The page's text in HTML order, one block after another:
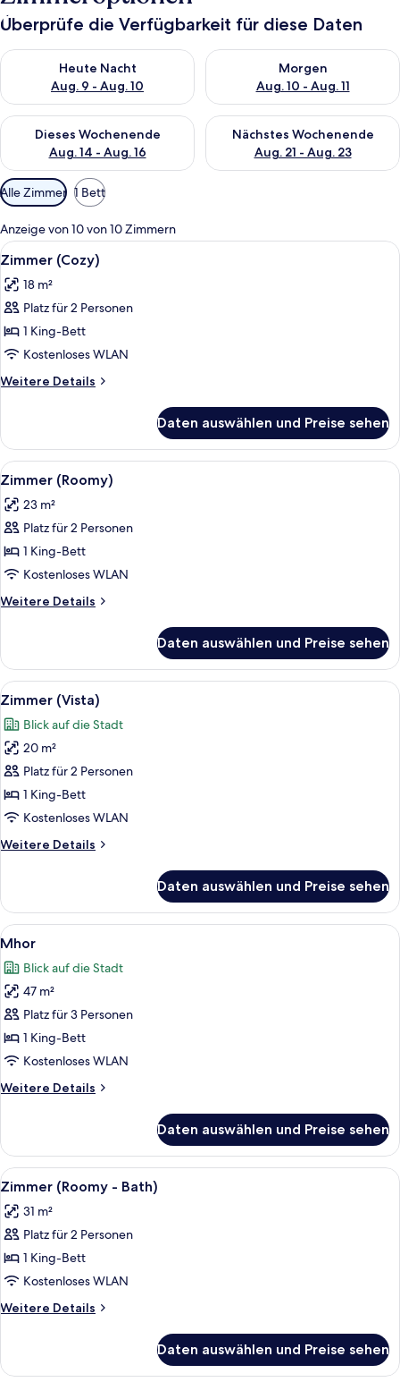
Überprüfe die Verfügbarkeit für diese Daten
Heute Nacht
Aug. 9 - Aug. 10
Überprüfe die Verfügbarkeit für heute Nacht, Aug. 9 - Aug.
Morgen
Aug. 10 - Aug. 11
Überprüfe die Verfügbarkeit
Dieses Wochenende
Aug. 14 - Aug. 16
Überprüfe die Verfügbarkeit für dieses Wochenende, Aug. 14
Nächstes Wochenende
Aug. 21 - Aug. 23
Überprüfe die Verfügbarkeit
Verfügbare
Filter
für
Zimmer
Alle Zimmer 1 Bett
Anzeige von 10 von 10 Zimmern
Alle
Fotos
für
Zimmer
(Cozy)
anzeigen
Ein Hotelzimmer mit einem Bett,
5
Zimmer (Cozy)
18 m²
Platz für 2 Personen
1 King-Bett
Kostenloses WLAN
Weitere Details
Weitere
(Cozy)
Daten auswählen und Preise sehen
Alle
Fotos
für
Zimmer
(Roomy)
anzeigen
Ein Hotelzimmer mit Bett,
4
Zimmer (Roomy)
23 m²
Platz für 2 Personen
1 King-Bett
Kostenloses WLAN
Weitere Details
Weitere
(Roomy)
Daten auswählen und Preise sehen
Alle
Fotos
für
Zimmer
(Vista)
anzeigen
Ein modernes Hotelzimmer mit
6
Zimmer (Vista)
Blick auf die Stadt
20 m²
Platz für 2 Personen
1 King-Bett
Kostenloses WLAN
Weitere Details
Weitere
(Vista)
Daten auswählen und Preise sehen
Alle
Fotos
für
Mhor
anzeigen
Ein Schlafzimmer mit einem Bett,
9
Mhor
Blick auf die Stadt
47 m²
Platz für 3 Personen
1 King-Bett
Kostenloses WLAN
Weitere Details
Weitere
Daten auswählen und Preise sehen
Alle
Fotos
für
Zimmer
(Roomy
-
Bath)
anzeigen
Ein modernes Badezimmer mit
4
Zimmer (Roomy - Bath)
31 m²
Platz für 2 Personen
1 King-Bett
Kostenloses WLAN
Weitere Details
Weitere
(Roomy
Daten auswählen und Preise sehen